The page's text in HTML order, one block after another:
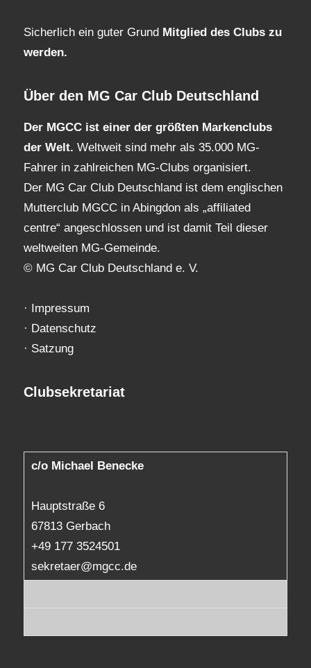
Sicherlich ein guter Grund Mitglied des Clubs zu
werden.
Über den MG Car Club Deutschland
Der MGCC ist einer der größten Markenclubs
der Welt. Weltweit sind mehr als 35.000 MG-
Fahrer in zahlreichen MG-Clubs organisiert.
Der MG Car Club Deutschland ist dem englischen
Mutterclub MGCC in Abingdon als „affiliated
centre“ angeschlossen und ist damit Teil dieser
weltweiten MG-Gemeinde.
© MG Car Club Deutschland e. V.
·
Impressum
· Datenschutz
· Satzung
Clubsekretariat
c/o Michael Benecke
Hauptstraße 6
67813 Gerbach
+49 177 3524501
sekretaer@mgcc.de